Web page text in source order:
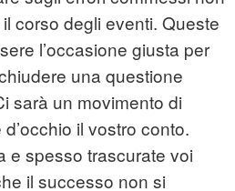
corso degli eventi. Queste
l’occasione giusta per
una questione
sarà un movimento di
il vostro conto.
e spesso trascurate voi
il successo non si